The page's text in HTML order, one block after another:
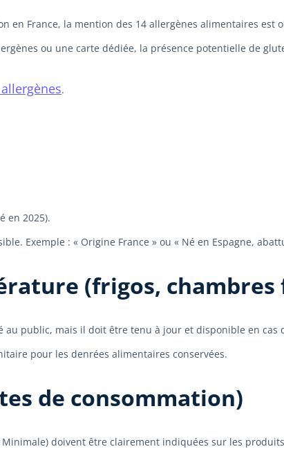
en France, la mention des 14 allergènes alimentaires est
ou une carte dédiée, la présence potentielle de
.
en 2025).
Exemple : « Origine France » ou « Né en Espagne,
(frigos, chambres
public, mais il doit être tenu à jour et disponible en cas
pour les denrées alimentaires conservées.
de consommation)
Minimale) doivent être clairement indiquées sur les